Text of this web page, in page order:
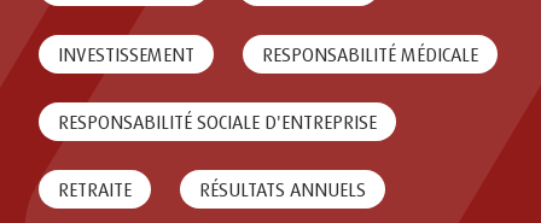
INVESTISSEMENT RESPONSABILITÉ MÉDICALE
RESPONSABILITÉ SOCIALE D'ENTREPRISE
RETRAITE RÉSULTATS ANNUELS